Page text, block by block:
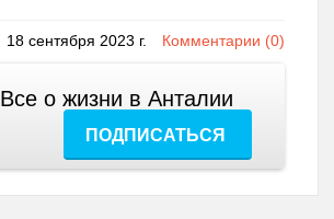
18 сентября 2023 г. Комментарии (0)
Все о жизни в Анталии
ПОДПИСАТЬСЯ